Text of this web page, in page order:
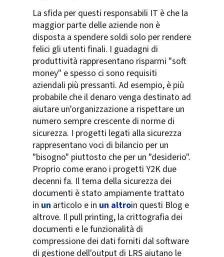
La sfida per questi responsabili IT è che la
maggior parte delle aziende non è
disposta a spendere soldi solo per rendere
felici gli utenti finali. I guadagni di
produttività rappresentano risparmi "soft
money" e spesso ci sono requisiti
aziendali più pressanti. Ad esempio, è più
probabile che il denaro venga destinato ad
aiutare un'organizzazione a rispettare un
numero sempre crescente di norme di
sicurezza. I progetti legati alla sicurezza
rappresentano voci di bilancio per un
"bisogno" piuttosto che per un "desiderio".
Proprio come erano i progetti Y2K due
decenni fa. Il tema della sicurezza dei
documenti è stato ampiamente trattato
in un articolo e in un altroin questi Blog e
altrove. Il pull printing, la crittografia dei
documenti e le funzionalità di
compressione dei dati forniti dal software
di gestione dell'output di LRS aiutano le